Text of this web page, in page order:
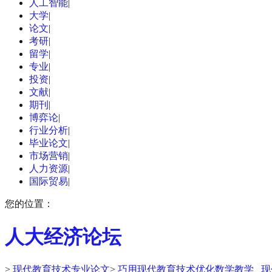
人工智能|
大学|
论文|
考研|
留学|
专业|
投资|
文献|
期刊 |
博弈论|
行业分析|
毕业论文|
市场营销|
人力资源|
国际贸易|
您的位置：
人大经济论坛
> 现代教育技术专业论文> 巧用现代教育技术优化数学教学 _